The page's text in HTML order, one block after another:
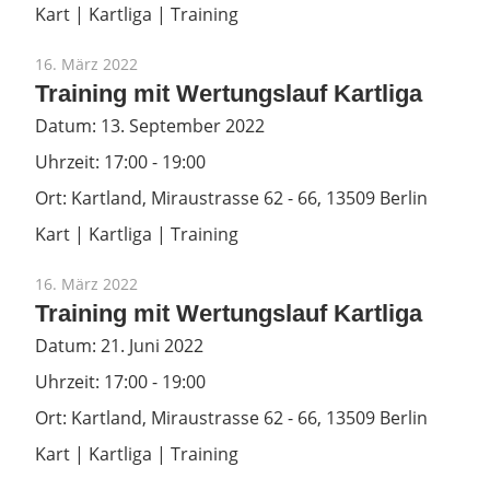
Kart | Kartliga | Training
16. März 2022
Training mit Wertungslauf Kartliga
Datum: 13. September 2022
Uhrzeit: 17:00 - 19:00
Ort: Kartland, Miraustrasse 62 - 66, 13509 Berlin
Kart | Kartliga | Training
16. März 2022
Training mit Wertungslauf Kartliga
Datum: 21. Juni 2022
Uhrzeit: 17:00 - 19:00
Ort: Kartland, Miraustrasse 62 - 66, 13509 Berlin
Kart | Kartliga | Training